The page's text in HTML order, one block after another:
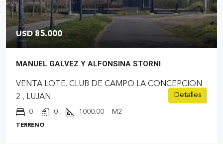
USD 85.000
MANUEL GALVEZ Y ALFONSINA STORNI
VENTA LOTE. CLUB DE CAMPO LA CONCEPCION
2 , LUJAN
0 0 1000.00 M2
TERRENO
Detalles